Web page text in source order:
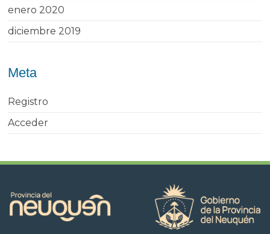
enero 2020
diciembre 2019
Meta
Registro
Acceder